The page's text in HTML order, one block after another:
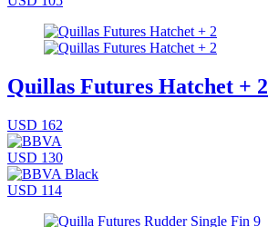
Quillas Futures Hatchet + 2
USD 162
USD 130
USD 114